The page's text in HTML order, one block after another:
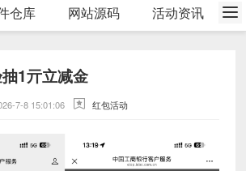
仓库 网站源码 活动资讯
1亓立减金
7-8 15:01:06 红包活动